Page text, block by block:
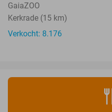
GaiaZOO
Kerkrade (15 km)
Verkocht: 8.176